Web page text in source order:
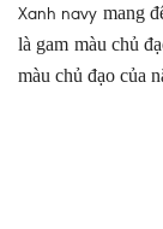
Xanh navy mang
là gam màu chủ
màu chủ đạo của